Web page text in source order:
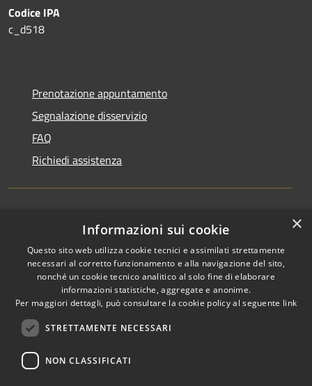
Codice IPA
c_d518
Prenotazione appuntamento
Segnalazione disservizio
FAQ
Richiedi assistenza
Amministrazione trasparente
Informativa privacy
Note legali
Dichiarazione di accessibilità
RSS
×
Informazioni sui cookie
Questo sito web utilizza cookie tecnici e assimilati strettamente
necessari al corretto funzionamento e alla navigazione del sito,
nonché un cookie tecnico analitico al solo fine di elaborare
informazioni statistiche, aggregate e anonime.
Per maggiori dettagli, può consultare la cookie policy al seguente link
STRETTAMENTE NECESSARI
NON CLASSIFICATI